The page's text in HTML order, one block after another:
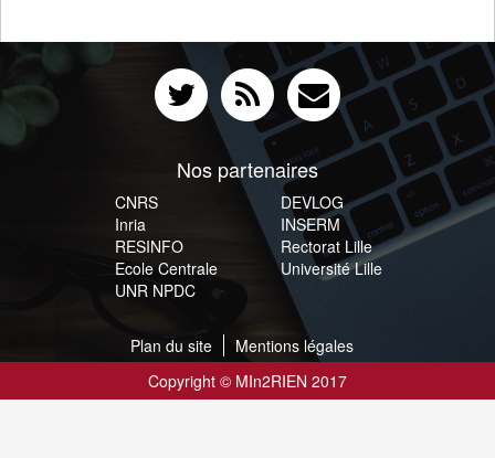
Nos partenaires
CNRS
DEVLOG
Inria
INSERM
RESINFO
Rectorat Lille
Ecole Centrale
Université Lille
UNR NPDC
Plan du site
Mentions légales
Copyright © MIn2RIEN 2017